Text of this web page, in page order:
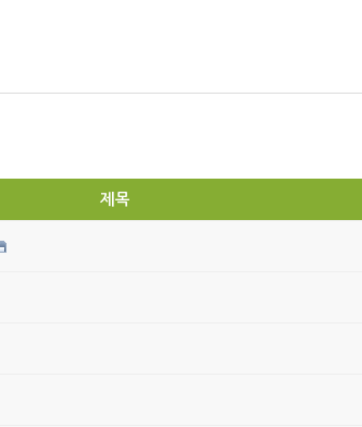
제목